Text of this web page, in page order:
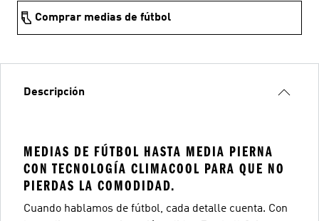
Comprar medias de fútbol
Descripción
MEDIAS DE FÚTBOL HASTA MEDIA PIERNA
CON TECNOLOGÍA CLIMACOOL PARA QUE NO
PIERDAS LA COMODIDAD.
Cuando hablamos de fútbol, cada detalle cuenta. Con